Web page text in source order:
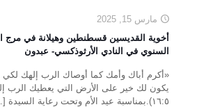
مارس 15, 2025
أخوية القديسين قسطنطين وهيلانة في مرج
السنوي في النادي الأرثوذكسي- عبدون
«أكرم أباك وأمك كما أوصاك الرب إلهك
يكون لك خير على الأرض التي يعطيك الرب
١٦:٥).بمناسبة عيد الأم وتحت رعاية السيدة